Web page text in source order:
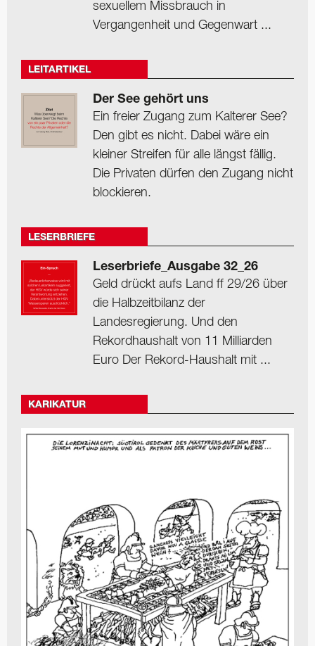
sexuellem Missbrauch in
Vergangenheit und Gegenwart ...
LEITARTIKEL
Der See gehört uns
Ein freier Zugang zum Kalterer See?
Den gibt es nicht. Dabei wäre ein
kleiner Streifen für alle längst fällig.
Die Privaten dürfen den Zugang nicht
blockieren.
LESERBRIEFE
Leserbriefe_Ausgabe 32_26
Geld drückt aufs Land ff 29/26 über
die Halbzeitbilanz der
Landesregierung. Und den
Rekordhaushalt von 11 Milliarden
Euro Der Rekord-Haushalt mit ...
KARIKATUR